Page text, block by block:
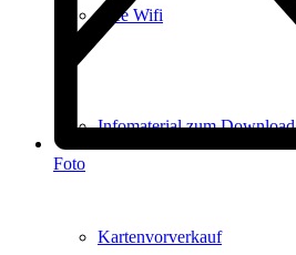
Free Wifi
Infomaterial zum Download
Kartenvorverkauf
Foto